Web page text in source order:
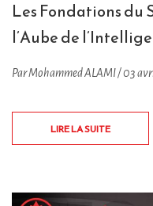
Les Fondations du
l’Aube de
Par Mohammed ALAMI / 03
LIRE LA SUITE